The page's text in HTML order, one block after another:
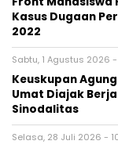
Kasus Dugaan
2022
Sabtu, 1 Agustus 2026 -
Keuskupan
Umat Diajak
Sinodalitas
Selasa, 28 Juli 2026 -